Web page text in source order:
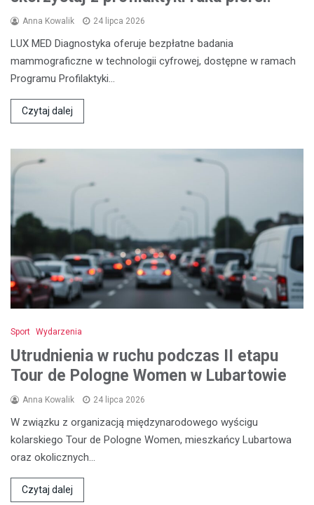
Anna Kowalik 24 lipca 2026
LUX MED Diagnostyka oferuje bezpłatne badania
mammograficzne w technologii cyfrowej, dostępne w ramach
Programu Profilaktyki…
Czytaj dalej
Sport Wydarzenia
Utrudnienia w ruchu podczas II etapu
Tour de Pologne Women w Lubartowie
Anna Kowalik 24 lipca 2026
W związku z organizacją międzynarodowego wyścigu
kolarskiego Tour de Pologne Women, mieszkańcy Lubartowa
oraz okolicznych…
Czytaj dalej